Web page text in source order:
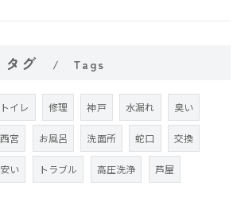
タグ Tags
トイレ 修理 神戸 水漏れ 臭い
西宮 お風呂 洗面所 蛇口 交換
安い トラブル 高圧洗浄 芦屋